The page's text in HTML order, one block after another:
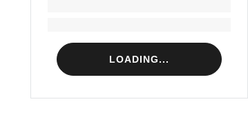
LOADING...